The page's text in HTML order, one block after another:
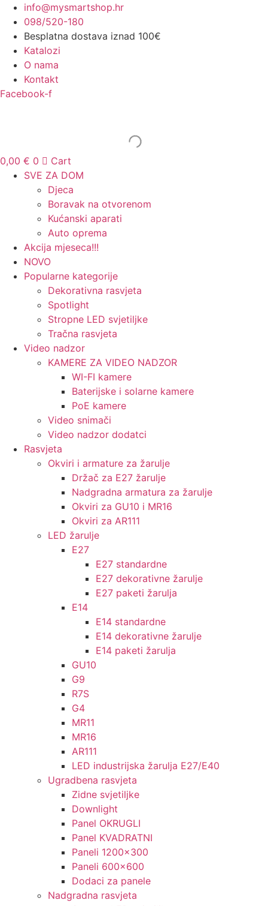
sadržaj
info@mysmartshop.hr
098/520-180
Besplatna dostava iznad 100€
Katalozi
O nama
Kontakt
Facebook-f
0,00 € 0
Cart
SVE ZA DOM
Djeca
Boravak na otvorenom
Kućanski aparati
Auto oprema
Akcija mjeseca!!!
NOVO
Popularne kategorije
Dekorativna rasvjeta
Spotlight
Stropne LED svjetiljke
Tračna rasvjeta
Video nadzor
KAMERE ZA VIDEO NADZOR
WI-FI kamere
Baterijske i solarne kamere
PoE kamere
Video snimači
Video nadzor dodatci
Rasvjeta
Okviri i armature za žarulje
Držač za E27 žarulje
Nadgradna armatura za žarulje
Okviri za GU10 i MR16
Okviri za AR111
LED žarulje
E27
E27 standardne
E27 dekorativne žarulje
E27 paketi žarulja
E14
E14 standardne
E14 dekorativne žarulje
E14 paketi žarulja
GU10
G9
R7S
G4
MR11
MR16
AR111
LED industrijska žarulja E27/E40
Ugradbena rasvjeta
Zidne svjetiljke
Downlight
Panel OKRUGLI
Panel KVADRATNI
Paneli 1200×300
Paneli 600×600
Dodaci za panele
Nadgradna rasvjeta